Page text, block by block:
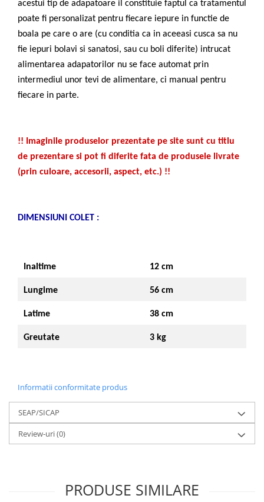
Tocatoare de furaje
acestui tip de adapatoare il constituie faptul ca tratamentul
poate fi personalizat pentru fiecare iepure in functie de
boala pe care o are (cu conditia ca in aceeasi cusca sa nu
fie iepuri bolavi si sanatosi, sau cu boli diferite) intrucat
alimentarea adapatorilor nu se face automat prin
intermediul unor tevi de alimentare, ci manual pentru
fiecare in parte.
!! Imaginile produselor prezentate pe site sunt cu titlu
de prezentare si pot fi diferite fata de produsele livrate
(prin culoare, accesorii, aspect, etc.) !!
DIMENSIUNI COLET :
Inaltime 12 cm
Lungime 56 cm
Latime 38 cm
Greutate 3 kg
Informatii conformitate produs
SEAP/SICAP
Review-uri(0)
PRODUSE SIMILARE